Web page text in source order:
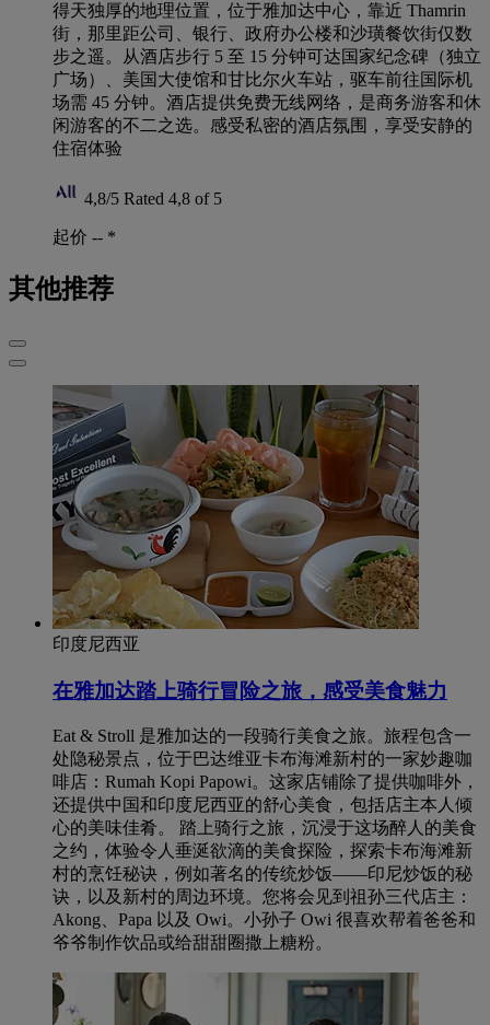
得天独厚的地理位置，位于雅加达中心，靠近 Thamrin
街，那里距公司、银行、政府办公楼和沙璜餐饮街仅数
步之遥。从酒店步行 5 至 15 分钟可达国家纪念碑（独立
广场）、美国大使馆和甘比尔火车站，驱车前往国际机
场需 45 分钟。酒店提供免费无线网络，是商务游客和休
闲游客的不二之选。感受私密的酒店氛围，享受安静的
住宿体验
4,8/5 Rated 4,8 of 5
起价 -- *
其他推荐
印度尼西亚
在雅加达踏上骑行冒险之旅，感受美食魅力
Eat & Stroll 是雅加达的一段骑行美食之旅。旅程包含一
处隐秘景点，位于巴达维亚卡布海滩新村的一家妙趣咖
啡店：Rumah Kopi Papowi。这家店铺除了提供咖啡外，
还提供中国和印度尼西亚的舒心美食，包括店主本人倾
心的美味佳肴。 踏上骑行之旅，沉浸于这场醉人的美食
之约，体验令人垂涎欲滴的美食探险，探索卡布海滩新
村的烹饪秘诀，例如著名的传统炒饭——印尼炒饭的秘
诀，以及新村的周边环境。您将会见到祖孙三代店主：
Akong、Papa 以及 Owi。小孙子 Owi 很喜欢帮着爸爸和
爷爷制作饮品或给甜甜圈撒上糖粉。